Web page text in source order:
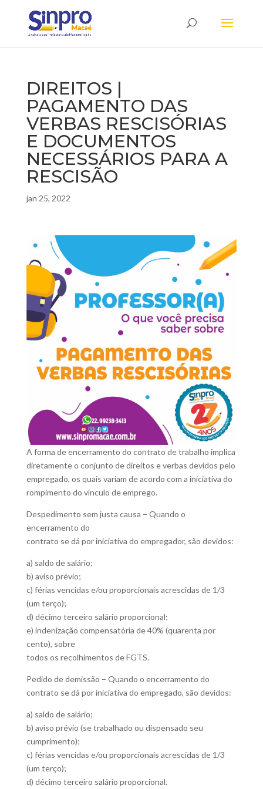
DIREITOS |
PAGAMENTO DAS
VERBAS RESCISÓRIAS
E DOCUMENTOS
NECESSÁRIOS PARA A
RESCISÃO
jan 25, 2022
A forma de encerramento do contrato de trabalho implica
diretamente o conjunto de direitos e verbas devidos pelo
empregado, os quais variam de acordo com a iniciativa do
rompimento do vínculo de emprego.
Despedimento sem justa causa − Quando o
encerramento do
contrato se dá por iniciativa do empregador, são devidos:
a) saldo de salário;
b) aviso prévio;
c) férias vencidas e/ou proporcionais acrescidas de 1/3
(um terço);
d) décimo terceiro salário proporcional;
e) indenização compensatória de 40% (quarenta por
cento), sobre
todos os recolhimentos de FGTS.
Pedido de demissão – Quando o encerramento do
contrato se dá por iniciativa do empregado, são devidos:
a) saldo de salário;
b) aviso prévio (se trabalhado ou dispensado seu
cumprimento);
c) férias vencidas e/ou proporcionais acrescidas de 1/3
(um terço);
d) décimo terceiro salário proporcional.